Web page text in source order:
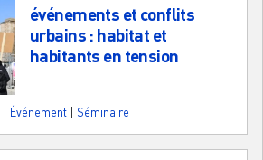
événements et conflits
urbains : habitat et
habitants en tension
Événement Séminaire